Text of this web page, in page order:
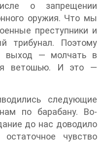
о запрещении
оружия. Что мы
преступники и
трибунал. Поэтому
выход — молчать в
ветошью. И это —
следующие
по барабану. Во-
до нас доводило
чувство